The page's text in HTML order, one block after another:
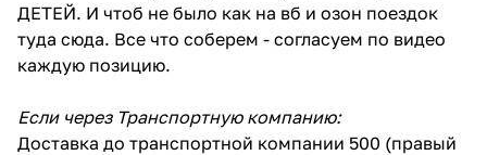
ДЕТЕЙ. И чтоб не было как на вб и озон поездок
туда сюда. Все что соберем - согласуем по видео
каждую позицию.
Если через Транспортную компанию:
Доставка до транспортной компании 500 (правый